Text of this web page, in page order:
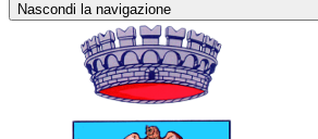
Nascondi la navigazione